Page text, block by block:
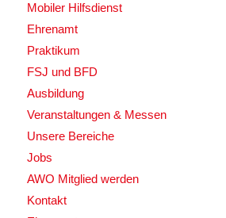
Mobiler Hilfsdienst
Ehrenamt
Praktikum
FSJ und BFD
Ausbildung
Veranstaltungen & Messen
Unsere Bereiche
Jobs
AWO Mitglied werden
Kontakt